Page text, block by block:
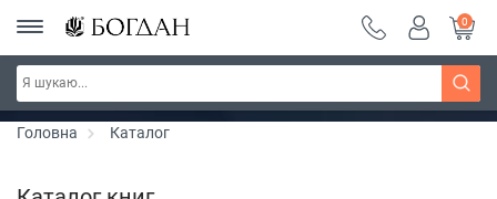
Серія "Чейзіана" ~ знижка 20%
0
Головна Каталог